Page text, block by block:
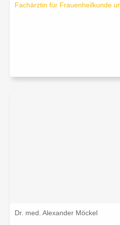
Fachärztin für Frauenheilkunde
Dr. med. Alexander Möckel